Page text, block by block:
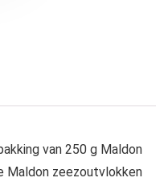
van 250 g Maldon
Maldon zeezoutvlokken